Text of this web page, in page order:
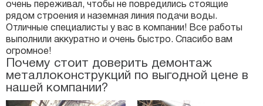
очень переживал, чтобы не повредились стоящие
рядом строения и наземная линия подачи воды.
Отличные специалисты у вас в компании! Все работы
выполнили аккуратно и очень быстро. Спасибо вам
огромное!
Почему стоит доверить демонтаж
металлоконструкций по выгодной цене в
нашей компании?